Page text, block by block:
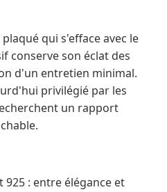
qui s'efface avec le
conserve son éclat des
d'un entretien minimal.
privilégié par les
un rapport
925 : entre élégance et